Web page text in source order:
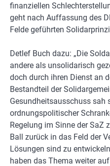
finanziellen
geht nach Auffassung des
Felde geführten
Detlef Buch dazu: „Die
andere als unsolidarisch
doch durch ihren Dienst an
Bestandteil der
Gesundheitsausschuss sah
ordnungspolitischer
Regelung im Sinne der SaZ
Ball zurück in das Feld der
Lösungen sind zu
haben das Thema weiter